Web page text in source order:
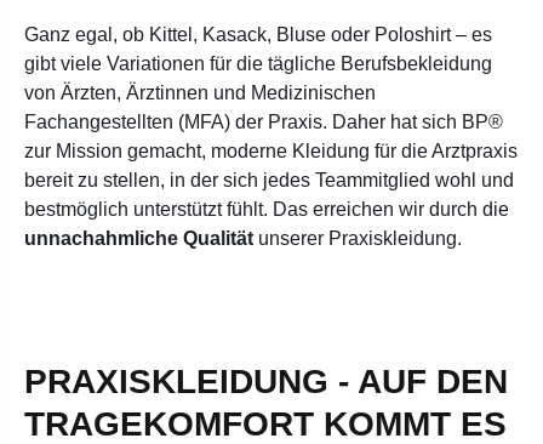
Ganz egal, ob Kittel, Kasack, Bluse oder Poloshirt – es
gibt viele Variationen für die tägliche Berufsbekleidung
von Ärzten, Ärztinnen und Medizinischen
Fachangestellten (MFA) der Praxis. Daher hat sich BP®
zur Mission gemacht, moderne Kleidung für die Arztpraxis
bereit zu stellen, in der sich jedes Teammitglied wohl und
bestmöglich unterstützt fühlt. Das erreichen wir durch die
unnachahmliche Qualität unserer Praxiskleidung.
PRAXISKLEIDUNG - AUF DEN
TRAGEKOMFORT KOMMT ES